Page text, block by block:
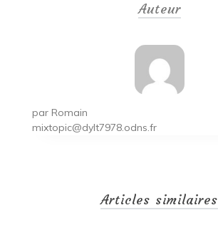
Auteur
par Romain
mixtopic@dylt7978.odns.fr
Articles similaires